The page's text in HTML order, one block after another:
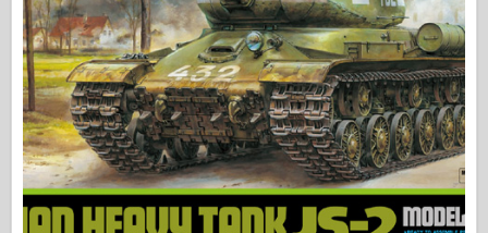
Видавництво Оспрей
Сигнал ескадрильї
Танкові потужності
Вантажівки та танки
Ваффен-Арсенал
Вайдавніктво Міліціярія
Мокети